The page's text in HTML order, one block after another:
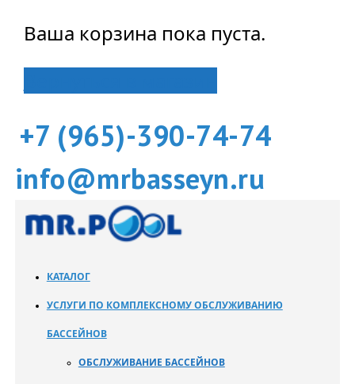
Ваша корзина пока пуста.
+7 (965)-390-74-74
info@mrbasseyn.ru
КАТАЛОГ
УСЛУГИ ПО КОМПЛЕКСНОМУ ОБСЛУЖИВАНИЮ
БАССЕЙНОВ
ОБСЛУЖИВАНИЕ БАССЕЙНОВ